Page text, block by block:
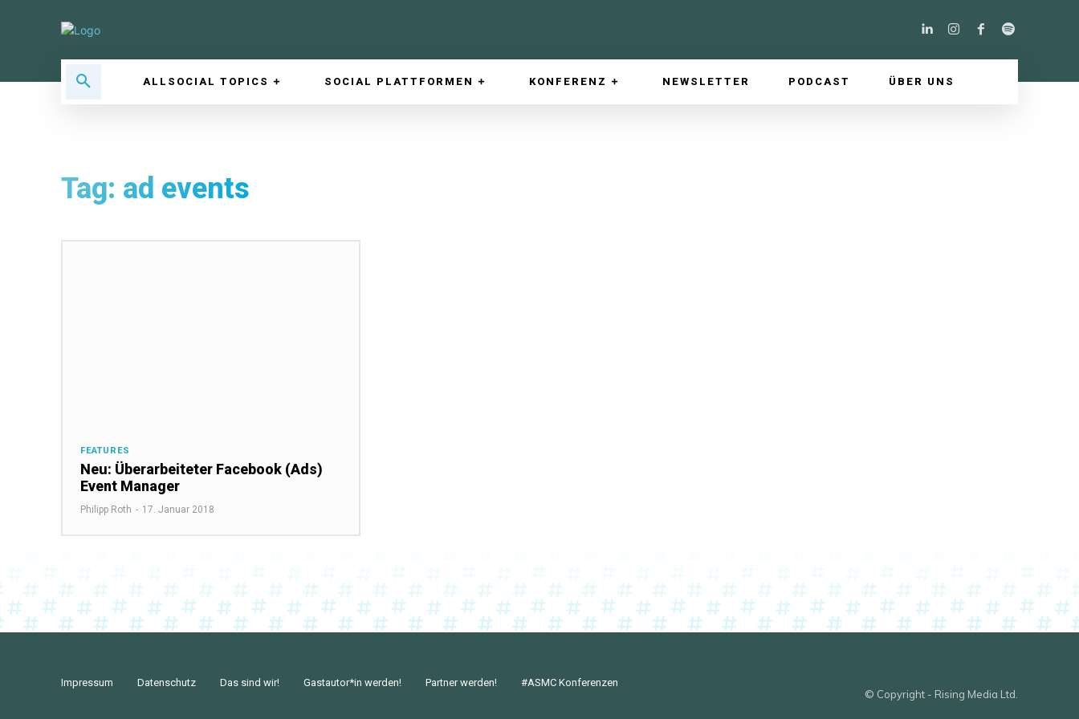
ALLSOCIAL TOPICS SOCIAL PLATTFORMEN KONFERENZ NEWSLETTER PODCAST ÜBER UNS
Tag: ad events
FEATURES
Neu: Überarbeiteter Facebook (Ads)
Event Manager
Philipp Roth - 17. Januar 2018
Impressum Datenschutz Das sind wir! Gastautor*in werden! Partner werden! #ASMC Konferenzen
© Copyright - Rising Media Ltd.